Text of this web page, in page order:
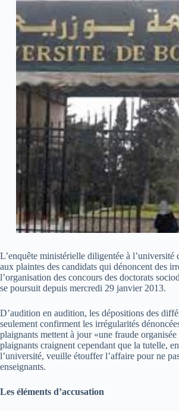
L’enquête ministérielle diligentée à l’université
aux plaintes des candidats qui dénoncent des
l’organisation des concours des doctorats
se poursuit depuis mercredi 29 janvier 2013.
D’audition en audition, les dépositions des
seulement confirment les irrégularités
plaignants mettent à jour «une fraude
plaignants craignent cependant que la tutelle,
l’université, veuille étouffer l’affaire pour ne
enseignants.
Les éléments d’accusation